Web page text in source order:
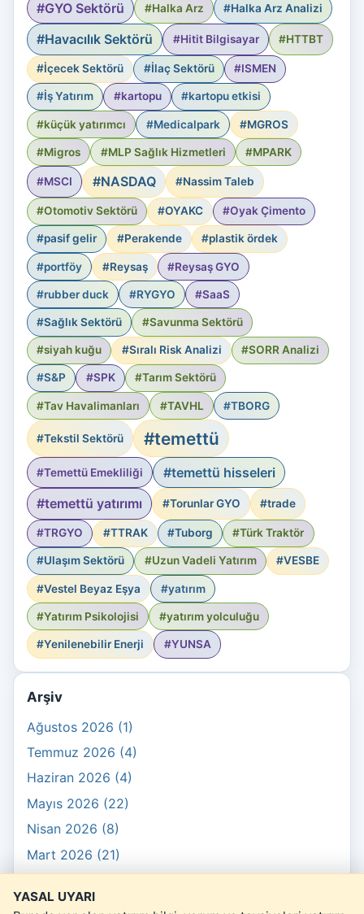
#GYO Sektörü #Halka Arz #Halka Arz Analizi
#Havacılık Sektörü #Hitit Bilgisayar #HTTBT
#İçecek Sektörü #İlaç Sektörü #ISMEN
#İş Yatırım #kartopu #kartopu etkisi
#küçük yatırımcı #Medicalpark #MGROS
#Migros #MLP Sağlık Hizmetleri #MPARK
#MSCI #NASDAQ #Nassim Taleb
#Otomotiv Sektörü #OYAKC #Oyak Çimento
#pasif gelir #Perakende #plastik ördek
#portföy #Reysaş #Reysaş GYO
#rubber duck #RYGYO #SaaS
#Sağlık Sektörü #Savunma Sektörü
#siyah kuğu #Sıralı Risk Analizi #SORR Analizi
#S&P #SPK #Tarım Sektörü
#Tav Havalimanları #TAVHL #TBORG
#Tekstil Sektörü #temettü
#Temettü Emekliliği
#temettü hisseleri
#temettü yatırımı
#Torunlar GYO #trade
#TRGYO #TTRAK #Tuborg #Türk Traktör
#Ulaşım Sektörü #Uzun Vadeli Yatırım #VESBE
#Vestel Beyaz Eşya #yatırım
#Yatırım Psikolojisi #yatırım yolculuğu
#Yenilenebilir Enerji #YUNSA
Arşiv
Ağustos 2026 (1)
Temmuz 2026 (4)
Haziran 2026 (4)
Mayıs 2026 (22)
Nisan 2026 (8)
Mart 2026 (21)
Şubat 2026 (10)
Ocak 2026 (3)
YASAL UYARI